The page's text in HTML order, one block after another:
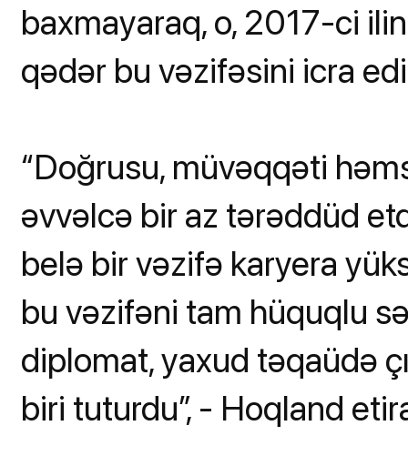
baxmayaraq, o, 2017-ci
qədər bu vəzifəsini icra
“Doğrusu, müvəqqəti
əvvəlcə bir az tərəddüd
belə bir vəzifə karyera
bu vəzifəni tam hüquqlu
diplomat, yaxud təqaüdə
biri tuturdu”, - Hoqland